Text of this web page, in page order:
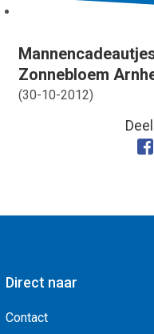
Zonnebloem
(30-10-2012)
Direct naar
Contact